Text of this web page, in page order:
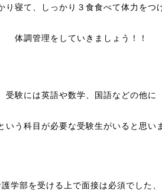
り寝て、しっかり３食食べて体力をつ
体調管理をしていきましょう！！
受験には英語や数学、国語などの他に
いう科目が必要な受験生がいると思い
学部を受ける上で面接は必須でした、